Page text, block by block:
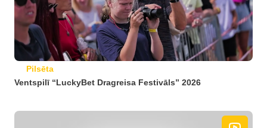
Pilsēta
Ventspilī “LuckyBet Dragreisa Festivāls” 2026